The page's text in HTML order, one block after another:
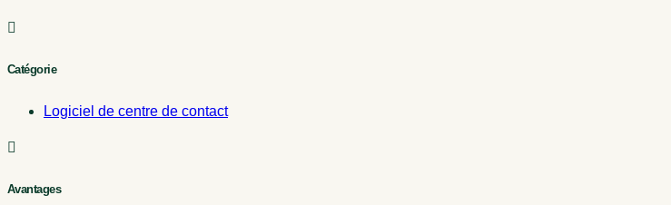
Catégorie
Logiciel de centre de contact
Avantages